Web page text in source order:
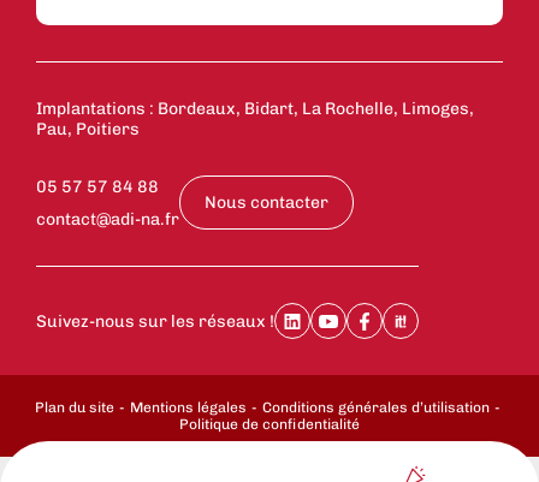
Implantations : Bordeaux, Bidart, La Rochelle, Limoges,
Pau, Poitiers
05 57 57 84 88
contact@adi-na.fr
Nous contacter
Suivez-nous sur les réseaux !
Plan du site Mentions légales
Conditions générales d’utilisation
Politique de confidentialité